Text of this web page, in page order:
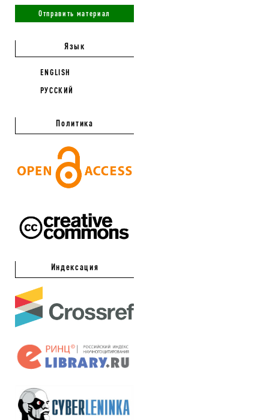
Отправить материал
Язык
ENGLISH
РУССКИЙ
Политика
Индексация